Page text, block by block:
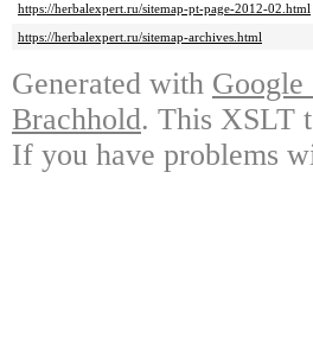
https://herbalexpert.ru/sitemap-pt-page-2012-02.html
https://herbalexpert.ru/sitemap-archives.html
Generated with
Brachhold. This XSLT
If you have problems